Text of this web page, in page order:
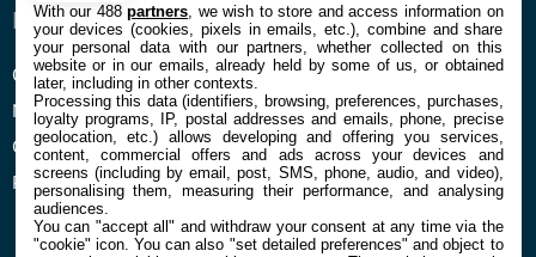
ENTREPRISE
Qui sommes nous
Mentions légales et CGU
Confidentialité et Cookies
Préférences cookies
À PROPOS
La rédaction
Contact
With our 488partners , we wish to store and access information on
your devices (cookies, pixels in emails, etc.), combine and share
your personal data with our partners, whether collected on this
website or in our emails, already held by some of us, or obtained
later, including in other contexts.
Processing this data (identifiers, browsing, preferences, purchases,
loyalty programs, IP, postal addresses and emails, phone, precise
geolocation, etc.) allows developing and offering you services,
content, commercial offers and ads across your devices and
screens (including by email, post, SMS, phone, audio, and video),
personalising them, measuring their performance, and analysing
audiences.
You can "accept all" and withdraw your consent at any time via the
"cookie" icon. You can also "set detailed preferences" and object to